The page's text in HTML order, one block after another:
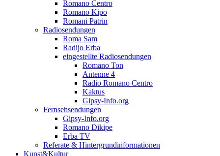
Romano Centro
Romano Kipo
Romani Patrin
Radiosendungen
Roma Sam
Radijo Erba
eingestellte Radiosendungen
Romano Ton
Antenne 4
Radio Romano Centro
Kaktus
Gipsy-Info.org
Fernsehsendungen
Gipsy-Info.org
Romano Dikipe
Erba TV
Referate & Hintergrundinformationen
Kunst&Kultur